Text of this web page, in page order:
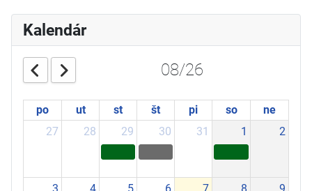
Kalendár
08/26
po ut st št pi so
ne
27
28 29 30 31 1 2
3 4 5 6 7 8 9